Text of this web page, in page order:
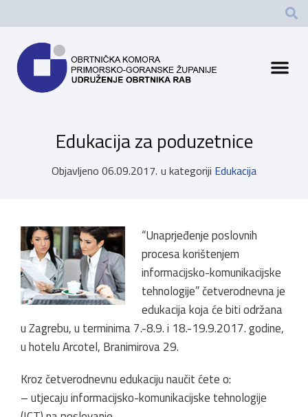
Edukacija za poduzetnice
Objavljeno 06.09.2017. u kategoriji Edukacija
“Unaprjeđenje poslovnih
procesa korištenjem
informacijsko-komunikacijske
tehnologije” četverodnevna je
edukacija koja će biti održana
u Zagrebu, u terminima 7.-8.9. i 18.-19.9.2017. godine,
u hotelu Arcotel, Branimirova 29.
Kroz četverodnevnu edukaciju naučit ćete o:
– utjecaju informacijsko-komunikacijske tehnologije